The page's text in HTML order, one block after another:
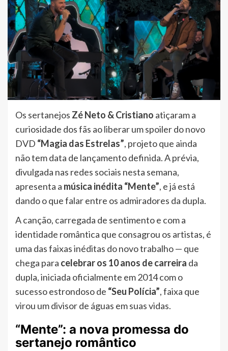
Os sertanejos Zé Neto & Cristiano atiçaram a
curiosidade dos fãs ao liberar um spoiler do novo
DVD “Magia das Estrelas”, projeto que ainda
não tem data de lançamento definida. A prévia,
divulgada nas redes sociais nesta semana,
apresenta a música inédita “Mente”, e já está
dando o que falar entre os admiradores da dupla.
A canção, carregada de sentimento e com a
identidade romântica que consagrou os artistas, é
uma das faixas inéditas do novo trabalho — que
chega para celebrar os 10 anos de carreira da
dupla, iniciada oficialmente em 2014 com o
sucesso estrondoso de “Seu Polícia”, faixa que
virou um divisor de águas em suas vidas.
“Mente”: a nova promessa do
sertanejo romântico